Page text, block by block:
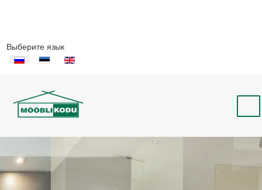
Выберите язык